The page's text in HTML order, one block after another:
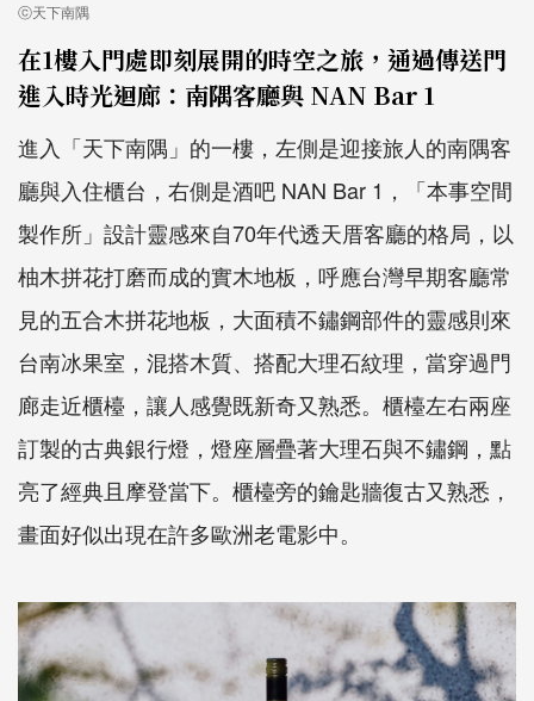
ⓒ天下南隅
在1樓入門處即刻展開的時空之旅，通過傳送門
進入時光迴廊：南隅客廳與 NAN Bar 1
進入「天下南隅」的一樓，左側是迎接旅人的南隅客
廳與入住櫃台，右側是酒吧 NAN Bar 1，「本事空間
製作所」設計靈感來自70年代透天厝客廳的格局，以
柚木拼花打磨而成的實木地板，呼應台灣早期客廳常
見的五合木拼花地板，大面積不鏽鋼部件的靈感則來
台南冰果室，混搭木質、搭配大理石紋理，當穿過門
廊走近櫃檯，讓人感覺既新奇又熟悉。櫃檯左右兩座
訂製的古典銀行燈，燈座層疊著大理石與不鏽鋼，點
亮了經典且摩登當下。櫃檯旁的鑰匙牆復古又熟悉，
畫面好似出現在許多歐洲老電影中。